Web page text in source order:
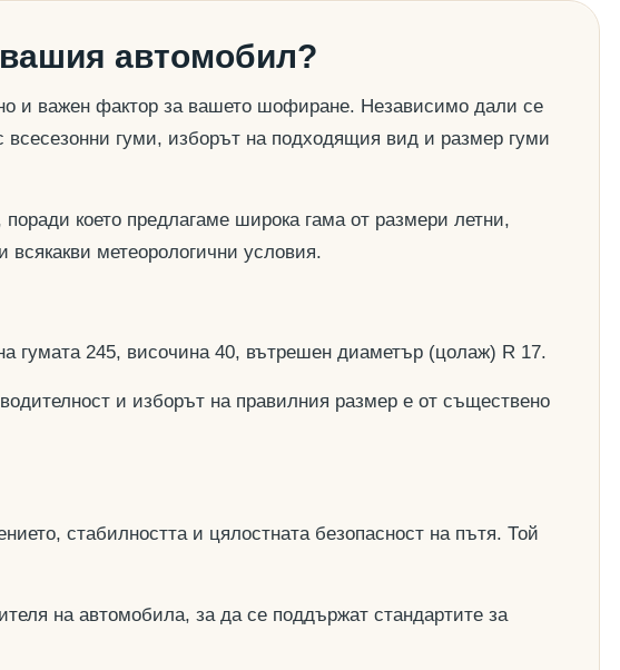
автомобил?
и важен фактор за вашето шофиране. Независимо дали се
гуми, изборът на подходящия вид и размер гуми
което предлагаме широка гама от размери летни,
метеорологични условия.
гумата 245, височина 40, вътрешен диаметър (цолаж) R 17.
и изборът на правилния размер е от съществено
стабилността и цялостната безопасност на пътя. Той
на автомобила, за да се поддържат стандартите за